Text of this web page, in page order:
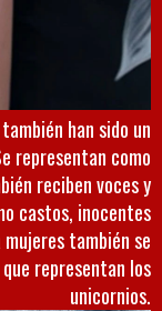
han sido un
representan como
reciben voces y
castos, inocentes
también se
representan los
unicornios.